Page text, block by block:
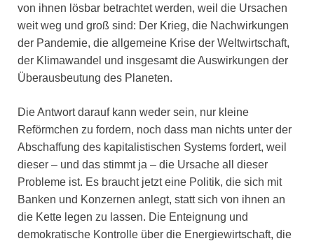
von ihnen lösbar betrachtet werden, weil die Ursachen
weit weg und groß sind: Der Krieg, die Nachwirkungen
der Pandemie, die allgemeine Krise der Weltwirtschaft,
der Klimawandel und insgesamt die Auswirkungen der
Überausbeutung des Planeten.
Die Antwort darauf kann weder sein, nur kleine
Reförmchen zu fordern, noch dass man nichts unter der
Abschaffung des kapitalistischen Systems fordert, weil
dieser – und das stimmt ja – die Ursache all dieser
Probleme ist. Es braucht jetzt eine Politik, die sich mit
Banken und Konzernen anlegt, statt sich von ihnen an
die Kette legen zu lassen. Die Enteignung und
demokratische Kontrolle über die Energiewirtschaft, die